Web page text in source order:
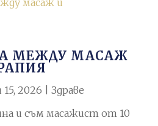
МЕЖДУ МАСАЖ
15, 2026
Здраве
и съм масажист от 10